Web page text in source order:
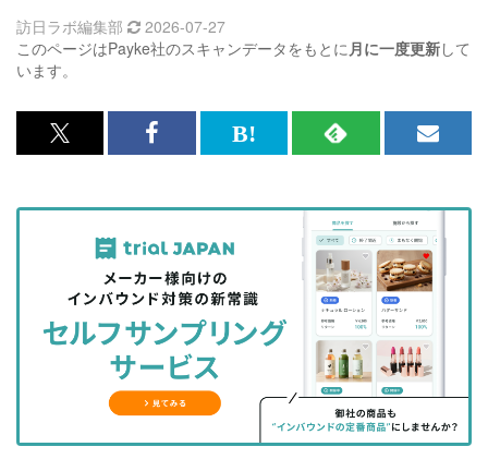
このページはPayke社のスキャンデータをもとに月に一度更新して
います。
訪日ラボ編集部 2026-07-27
x<br>
記
を
シ
ェ
る
Facebook<br>
記
事
を
シ
ェ
ア
す
る
は
な
ッ
ク
マ
に
RSS
記
事
を
購
読
す
る
メ
マ
ガ
登
録
す
る